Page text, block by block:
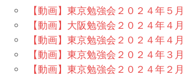
【動画】東京勉強会２０２４年５月
【動画】大阪勉強会２０２４年４月
【動画】東京勉強会２０２４年４月
【動画】東京勉強会２０２４年３月
【動画】東京勉強会２０２４年２月